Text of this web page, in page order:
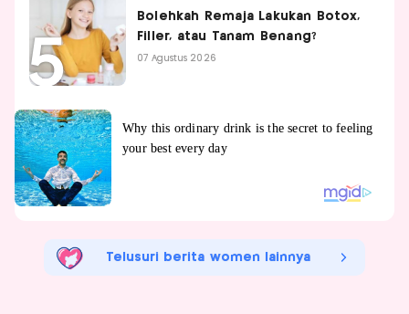
Bolehkah Remaja Lakukan Botox,
Filler, atau Tanam Benang?
07 Agustus 2026
Telusuri berita women lainnya